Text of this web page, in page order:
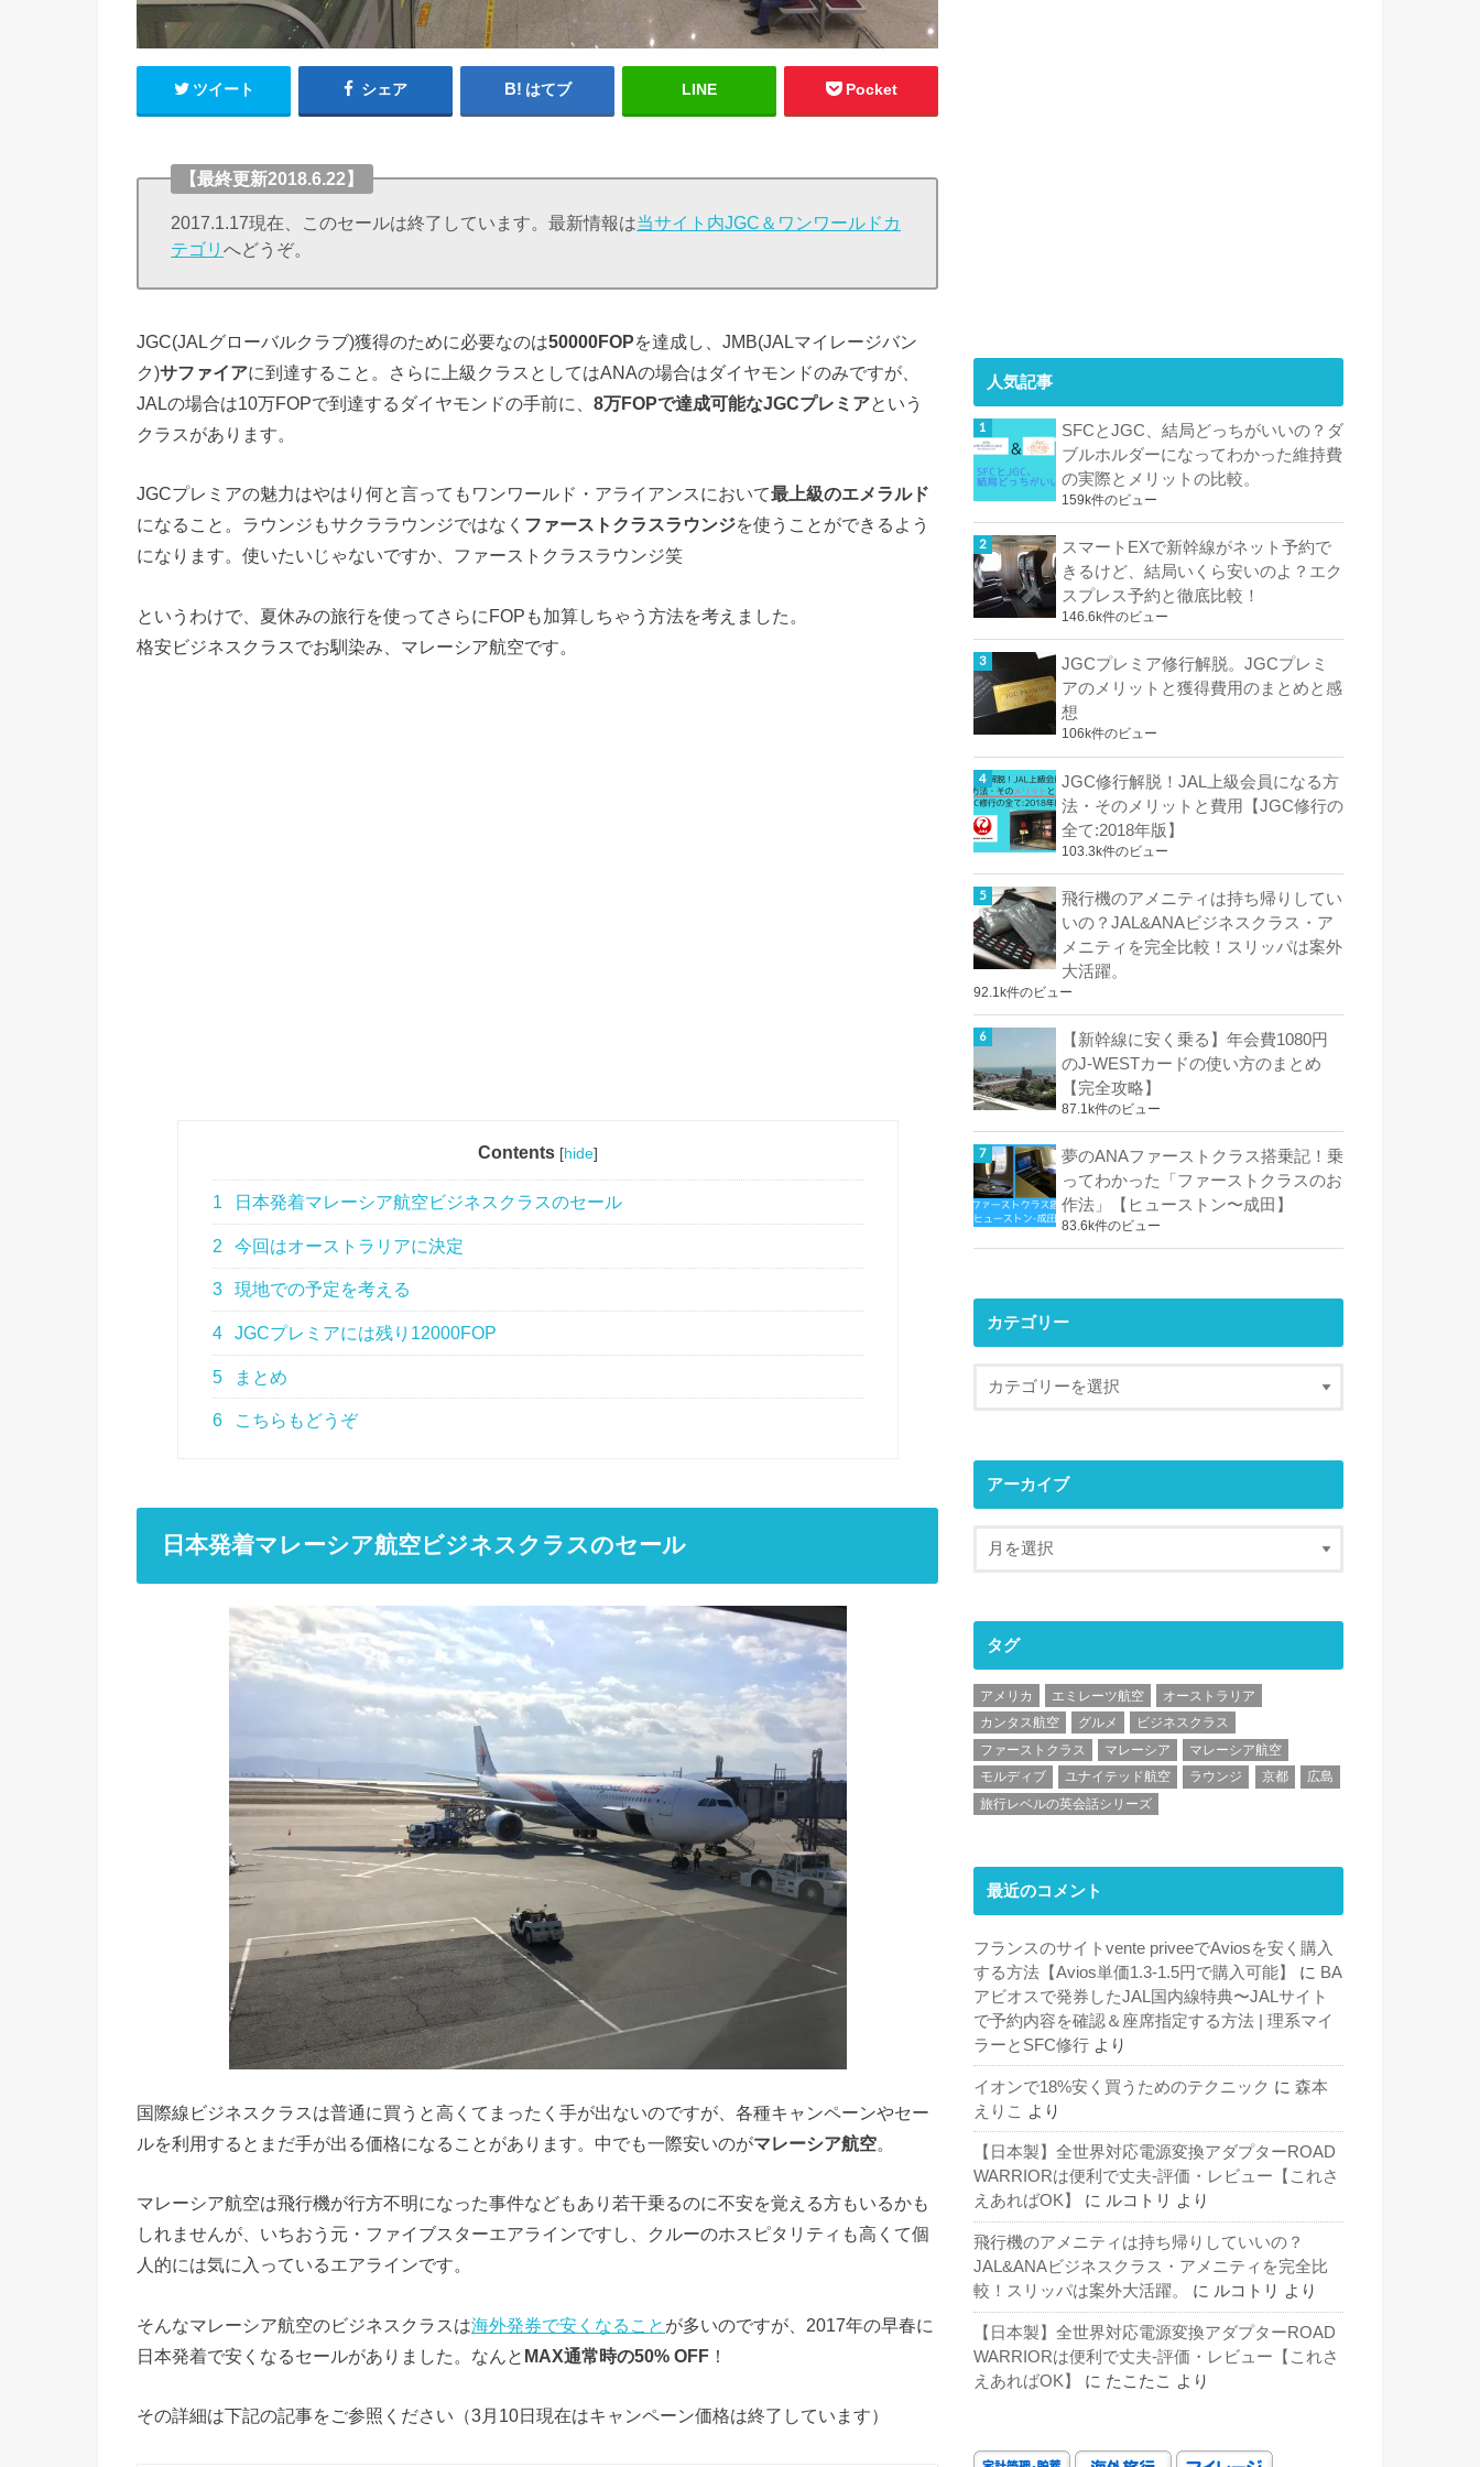
ツイート シェア はてブ LINE Pocket
【最終更新2018.6.22】
2017.1.17現在、このセールは終了しています。最新情報は当サイト内JGC＆ワンワールドカ
テゴリへどうぞ。
JGC(JALグローバルクラブ)獲得のために必要なのは50000FOPを達成し、JMB(JALマイレージバン
ク)サファイアに到達すること。さらに上級クラスとしてはANAの場合はダイヤモンドのみですが、
JALの場合は10万FOPで到達するダイヤモンドの手前に、 8万FOPで達成可能なJGCプレミアという
クラスがあります。
JGCプレミアの魅力はやはり何と言ってもワンワールド・アライアンスにおいて最上級のエメラルド
になること。ラウンジもサクララウンジではなく ファーストクラスラウンジを使うことができるよう
になります。使いたいじゃないですか、ファーストクラスラウンジ笑
というわけで、夏休みの旅行を使ってさらにFOPも加算しちゃう方法を考えました。
格安ビジネスクラスでお馴染み、マレーシア航空です。
Contents [hide]
1 日本発着マレーシア航空ビジネスクラスのセール
2 今回はオーストラリアに決定
3 現地での予定を考える
4 JGCプレミアには残り12000FOP
5 まとめ
6 こちらもどうぞ
日本発着マレーシア航空ビジネスクラスのセール
国際線ビジネスクラスは普通に買うと高くてまったく手が出ないのですが、各種キャンペーンやセー
ルを利用するとまだ手が出る価格になることがあります。中でも一際安いのがマレーシア航空。
マレーシア航空は飛行機が行方不明になった事件などもあり若干乗るのに不安を覚える方もいるかも
しれませんが、いちおう元・ファイブスターエアラインですし、クルーのホスピタリティも高くて個
人的には気に入っているエアラインです。
そんなマレーシア航空のビジネスクラスは海外発券で安くなること が多いのですが、2017年の早春に
日本発着で安くなるセールがありました。なんと MAX通常時の50% OFF ！
その詳細は下記の記事をご参照ください（3月10日現在はキャンペーン価格は終了しています）
人気記事
SFCとJGC、結局どっちがいいの？ダ
ブルホルダーになってわかった維持費
の実際とメリットの比較。
159k件のビュー
スマートEXで新幹線がネット予約で
きるけど、結局いくら安いのよ？エク
スプレス予約と徹底比較！
146.6k件のビュー
JGCプレミア修行解脱。JGCプレミ
アのメリットと獲得費用のまとめと感
想
106k件のビュー
JGC修行解脱！JAL上級会員になる方
法・そのメリットと費用【JGC修行の
全て:2018年版】
103.3k件のビュー
飛行機のアメニティは持ち帰りしてい
いの？JAL&ANAビジネスクラス・ア
メニティを完全比較！スリッパは案外
大活躍。
92.1k件のビュー
【新幹線に安く乗る】年会費1080円
のJ-WESTカードの使い方のまとめ
【完全攻略】
87.1k件のビュー
夢のANAファーストクラス搭乗記！乗
ってわかった「ファーストクラスのお
作法」【ヒューストン〜成田】
83.6k件のビュー
カテゴリー
アーカイブ
タグ
アメリカ エミレーツ航空
オーストラリア
カンタス航空
グルメ
ビジネスクラス
ファーストクラス
マレーシア
マレーシア航空
モルディブ
ユナイテッド航空 ラウンジ 京都
広島
旅行レベルの英会話シリーズ
最近のコメント
フランスのサイトvente priveeでAviosを安く購入
する方法【Avios単価1.3-1.5円で購入可能】
に BA
アビオスで発券したJAL国内線特典〜JALサイト
で予約内容を確認＆座席指定する方法 | 理系マイ
ラーとSFC修行 より
イオンで18%安く買うためのテクニック に 森本
えりこ
より
【日本製】全世界対応電源変換アダプターROAD
WARRIORは便利で丈夫-評価・レビュー【これさ
えあればOK】
に ルコトリ より
飛行機のアメニティは持ち帰りしていいの？
JAL&ANAビジネスクラス・アメニティを完全比
較！スリッパは案外大活躍。
に ルコトリ より
【日本製】全世界対応電源変換アダプターROAD
WARRIORは便利で丈夫-評価・レビュー【これさ
えあればOK】
に たこたこ より